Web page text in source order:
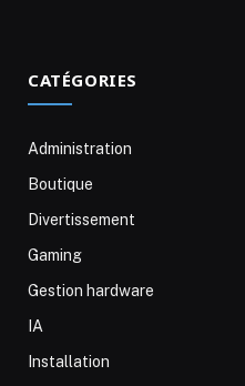
CATÉGORIES
Administration
Boutique
Divertissement
Gaming
Gestion hardware
IA
Installation